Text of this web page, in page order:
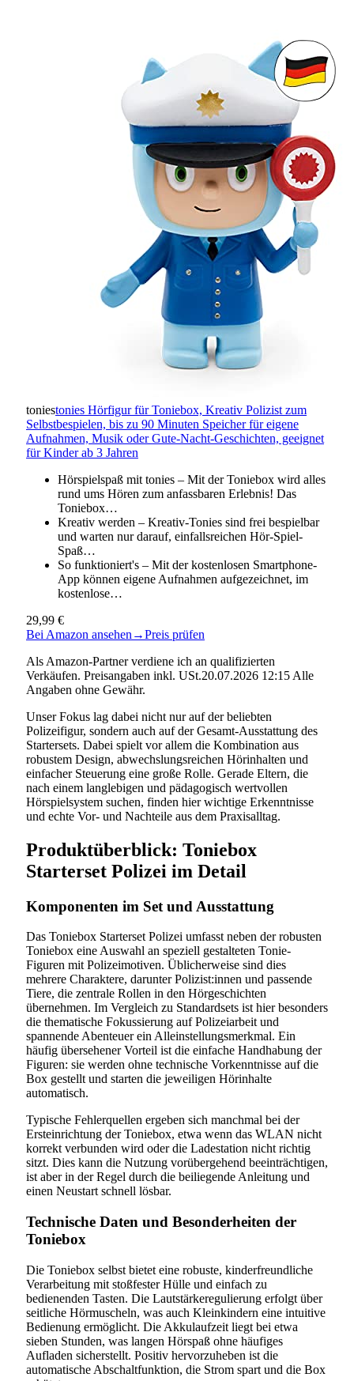
toniestonies Hörfigur für Toniebox, Kreativ Polizist zum
Selbstbespielen, bis zu 90 Minuten Speicher für eigene
Aufnahmen, Musik oder Gute-Nacht-Geschichten, geeignet
für Kinder ab 3 Jahren
Hörspielspaß mit tonies – Mit der Toniebox wird alles
rund ums Hören zum anfassbaren Erlebnis! Das
Toniebox…
Kreativ werden – Kreativ-Tonies sind frei bespielbar
und warten nur darauf, einfallsreichen Hör-Spiel-
Spaß…
So funktioniert's – Mit der kostenlosen Smartphone-
App können eigene Aufnahmen aufgezeichnet, im
kostenlose…
29,99 €
Bei Amazon ansehen →Preis prüfen
Als Amazon-Partner verdiene ich an qualifizierten
Verkäufen. Preisangaben inkl. USt.20.07.2026 12:15 Alle
Angaben ohne Gewähr.
Unser Fokus lag dabei nicht nur auf der beliebten
Polizeifigur, sondern auch auf der Gesamt-Ausstattung des
Startersets. Dabei spielt vor allem die Kombination aus
robustem Design, abwechslungsreichen Hörinhalten und
einfacher Steuerung eine große Rolle. Gerade Eltern, die
nach einem langlebigen und pädagogisch wertvollen
Hörspielsystem suchen, finden hier wichtige Erkenntnisse
und echte Vor- und Nachteile aus dem Praxisalltag.
Produktüberblick: Toniebox
Starterset Polizei im Detail
Komponenten im Set und Ausstattung
Das Toniebox Starterset Polizei umfasst neben der robusten
Toniebox eine Auswahl an speziell gestalteten Tonie-
Figuren mit Polizeimotiven. Üblicherweise sind dies
mehrere Charaktere, darunter Polizist:innen und passende
Tiere, die zentrale Rollen in den Hörgeschichten
übernehmen. Im Vergleich zu Standardsets ist hier besonders
die thematische Fokussierung auf Polizeiarbeit und
spannende Abenteuer ein Alleinstellungsmerkmal. Ein
häufig übersehener Vorteil ist die einfache Handhabung der
Figuren: sie werden ohne technische Vorkenntnisse auf die
Box gestellt und starten die jeweiligen Hörinhalte
automatisch.
Typische Fehlerquellen ergeben sich manchmal bei der
Ersteinrichtung der Toniebox, etwa wenn das WLAN nicht
korrekt verbunden wird oder die Ladestation nicht richtig
sitzt. Dies kann die Nutzung vorübergehend beeinträchtigen,
ist aber in der Regel durch die beiliegende Anleitung und
einen Neustart schnell lösbar.
Technische Daten und Besonderheiten der
Toniebox
Die Toniebox selbst bietet eine robuste, kinderfreundliche
Verarbeitung mit stoßfester Hülle und einfach zu
bedienenden Tasten. Die Lautstärkeregulierung erfolgt über
seitliche Hörmuscheln, was auch Kleinkindern eine intuitive
Bedienung ermöglicht. Die Akkulaufzeit liegt bei etwa
sieben Stunden, was langen Hörspaß ohne häufiges
Aufladen sicherstellt. Positiv hervorzuheben ist die
automatische Abschaltfunktion, die Strom spart und die Box